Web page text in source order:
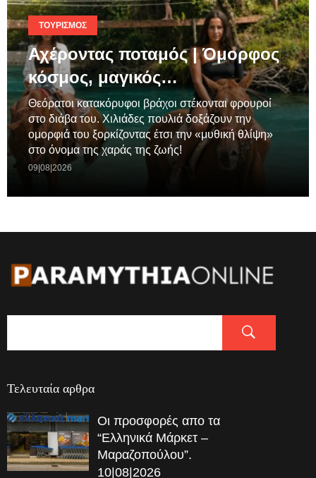
ΤΟΥΡΙΣΜΌΣ
Αχέροντας ποταμός | Όμορφος
κόσμος, μαγικός…
Θεόρατοι κατακόρυφοι βράχοι στέκονται φρουροί
στο διάβα του. Χιλιάδες πουλιά δοξάζουν την
ομορφιά του ξορκίζοντας έτσι την «μυθική θλίψη»
στο όνομα της χαράς της ζωής!
09|08|2026
Τελευταία αρθρα
Οι προσφορές απο τα
“Ελληνικά Μάρκετ –
Μαραζοπούλου”.
10|08|2026